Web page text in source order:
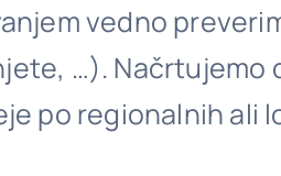
vedno
…). Načrtujemo
po regionalnih ali